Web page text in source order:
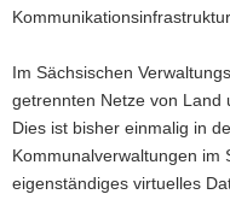
Im Sächsischen
getrennten Netze von Land
Dies ist bisher einmalig in
Kommunalverwaltungen im
eigenständiges virtuelles